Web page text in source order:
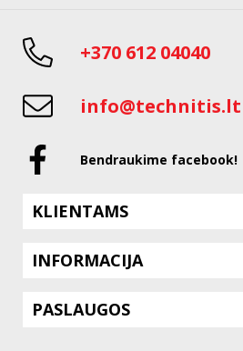
+370 612 04040
info@technitis.lt
Bendraukime facebook!
KLIENTAMS
INFORMACIJA
PASLAUGOS